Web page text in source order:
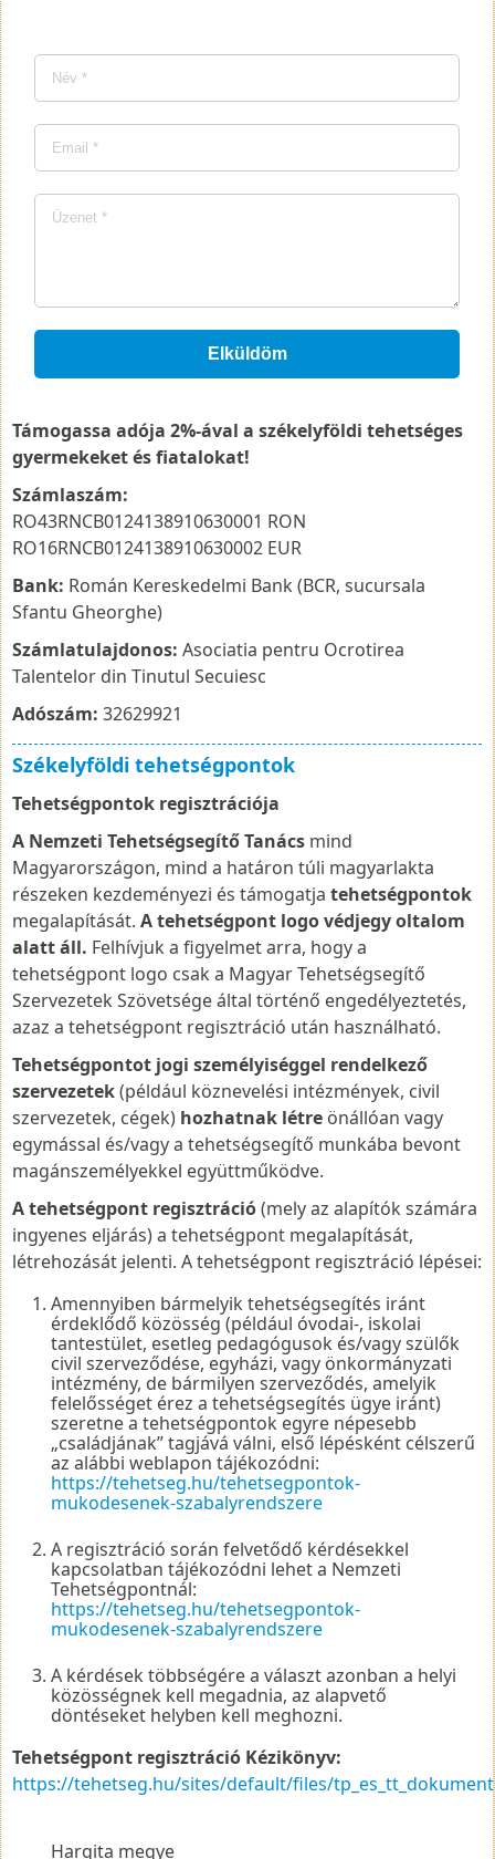
Elküldöm
Támogassa adója 2%-ával a székelyföldi tehetséges
gyermekeket és fiatalokat!
Számlaszám:
RO43RNCB0124138910630001 RON
RO16RNCB0124138910630002 EUR
Bank: Román Kereskedelmi Bank (BCR, sucursala
Sfantu Gheorghe)
Számlatulajdonos: Asociatia pentru Ocrotirea
Talentelor din Tinutul Secuiesc
Adószám: 32629921
Székelyföldi tehetségpontok
Tehetségpontok regisztrációja
A Nemzeti Tehetségsegítő Tanács mind
Magyarországon, mind a határon túli magyarlakta
részeken kezdeményezi és támogatja tehetségpontok
megalapítását. A tehetségpont logo védjegyoltalom
alatt áll. Felhívjuk a figyelmet arra, hogy a
tehetségpont logo csak a Magyar Tehetségsegítő
Szervezetek Szövetsége által történő engedélyeztetés,
azaz a tehetségpont regisztráció után használható.
Tehetségpontot jogi személyiséggel rendelkező
szervezetek(például köznevelési intézmények, civil
szervezetek, cégek) hozhatnak létre önállóan vagy
egymással és/vagy a tehetségsegítő munkába bevont
magánszemélyekkel együttműködve.
A tehetségpont regisztráció(mely az alapítók számára
ingyenes eljárás) a tehetségpont megalapítását,
létrehozását jelenti. A tehetségpont regisztráció lépései:
Amennyiben bármelyik tehetségsegítés iránt
érdeklődő közösség (például óvodai-, iskolai
tantestület, esetleg pedagógusok és/vagy szülők
civil szerveződése, egyházi, vagy önkormányzati
intézmény, de bármilyen szerveződés, amelyik
felelősséget érez a tehetségsegítés ügye iránt)
szeretne a tehetségpontok egyre népesebb
„családjának” tagjává válni, első lépésként célszerű
az alábbi weblapon tájékozódni:
https://tehetseg.hu/tehetsegpontok-
mukodesenek-szabalyrendszere
A regisztráció során felvetődő kérdésekkel
kapcsolatban tájékozódni lehet a Nemzeti
Tehetségpontnál:
https://tehetseg.hu/tehetsegpontok-
mukodesenek-szabalyrendszere
A kérdések többségére a választ azonban a helyi
közösségnek kell megadnia, az alapvető
döntéseket helyben kell meghozni.
Tehetségpont regisztráció Kézikönyv:
https://tehetseg.hu/sites/default/files/
Hargita megye